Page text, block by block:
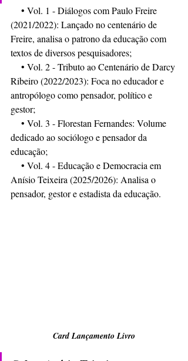
• Vol. 1 - Diálogos com Paulo Freire
(2021/2022): Lançado no centenário de
Freire, analisa o patrono da educação com
textos de diversos pesquisadores;
• Vol. 2 - Tributo ao Centenário de Darcy
Ribeiro (2022/2023): Foca no educador e
antropólogo como pensador, político e
gestor;
• Vol. 3 - Florestan Fernandes: Volume
dedicado ao sociólogo e pensador da
educação;
• Vol. 4 - Educação e Democracia em
Anísio Teixeira (2025/2026): Analisa o
pensador, gestor e estadista da educação.
Card Lançamento Livro